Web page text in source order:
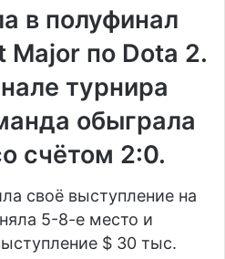
в полуфинал
Major по Dota 2.
турнира
обыграла
счётом 2:0.
своё выступление на
5-8-е место и
$ 30 тыс.